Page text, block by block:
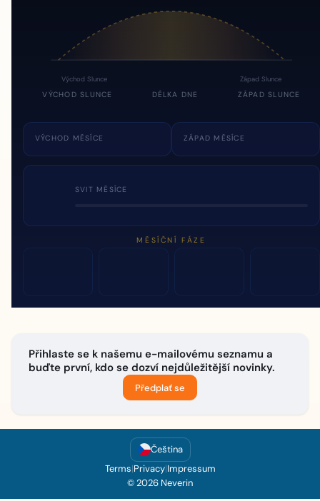
Východ Slunce Západ Slunce
VÝCHOD SLUNCE DÉLKA DNE ZÁPAD SLUNCE
VÝCHOD MĚSÍCE ZÁPAD MĚSÍCE
SVIT MĚSÍCE
MĚSÍČNÍ FÁZE
Přihlaste se k našemu e-mailovému seznamu a
buďte první, kdo se dozví nejdůležitější novinky.
Předplať se
Čeština
Terms|Privacy|Impressum
© 2026 Neverin